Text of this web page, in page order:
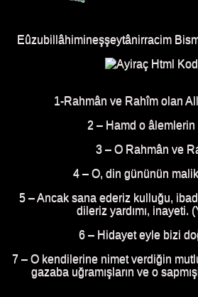
Eûzubillâhimineşşeytânirracim
1-Rahmân ve Rahîm olan
2 – Hamd o âlemlerin
3 – O Rahmân ve
4 – O, din gününün
5 – Ancak sana ederiz kulluğu,
dileriz yardımı, inayeti.
6 – Hidayet eyle bizi
7 – O kendilerine nimet verdiğin
gazaba uğramışların ve o